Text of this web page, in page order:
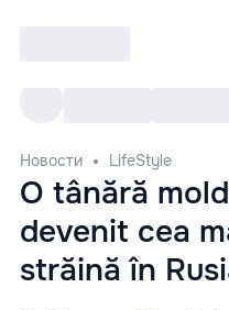
Новости LifeStyle
O tânără
devenit cea
străină în